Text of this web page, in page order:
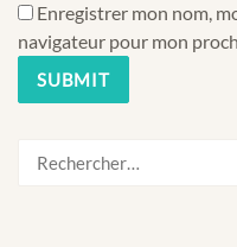
Enregistrer mon nom,
navigateur pour mon
Rechercher :